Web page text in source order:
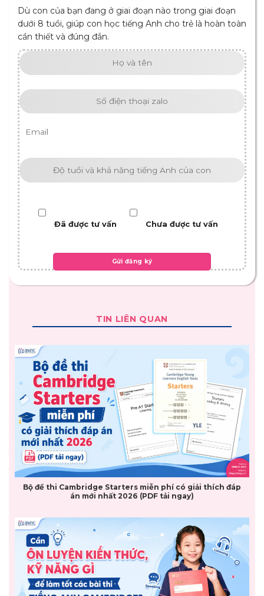
Dù con của bạn đang ở giai đoạn nào trong giai đoạn
dưới 8 tuổi, giúp con học tiếng Anh cho trẻ là hoàn toàn
cần thiết và đúng đắn.
Đã được tư vấn Chưa được tư vấn
TIN LIÊN QUAN
Bộ đề thi Cambridge Starters miễn phí có giải thích đáp
án mới nhất 2026 (PDF tải ngay)